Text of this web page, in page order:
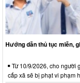
Hướng dẫn thủ tục miễn,
Từ 10/9/2026, cho người
cấp xã sẽ bị phạt vi phạm